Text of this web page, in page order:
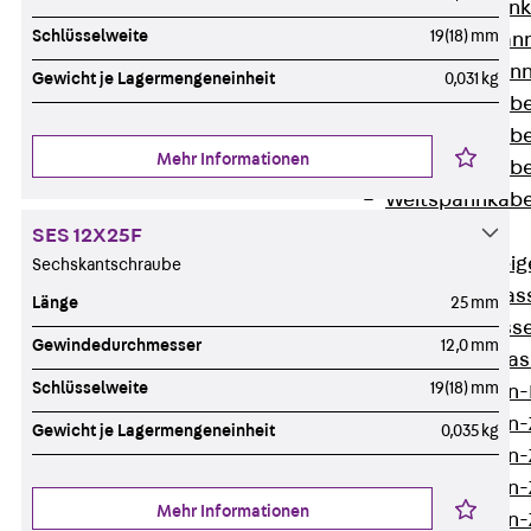
WL
WPR
WLR
Steigetrassen
STU
ST
LGG
Steigetrassen-
Steigetrassen-
Schlüsselweite 19(18) mm
Gewicht je Lagermengeneinheit 0,031 kg
Mehr Informationen
SES 12X25F
Sechskantschraube
Länge 25 mm
Gewindedurchmesser 12,0 mm
Schlüsselweite 19(18) mm
Gewicht je Lagermengeneinheit 0,035 kg
Mehr Informationen